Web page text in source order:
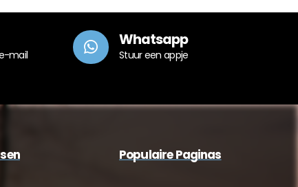
mail
Whatsapp
Stuur een appje
Populaire Paginas